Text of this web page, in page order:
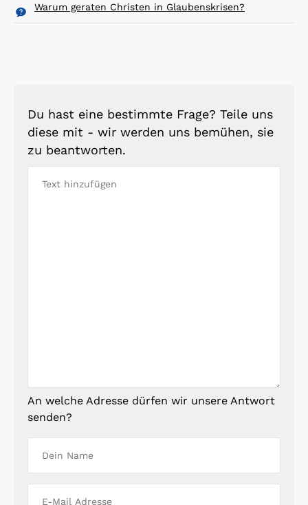
Warum geraten Christen in Glaubenskrisen?
Du hast eine bestimmte Frage? Teile uns
diese mit - wir werden uns bemühen, sie
zu beantworten.
An welche Adresse dürfen wir unsere Antwort
senden?